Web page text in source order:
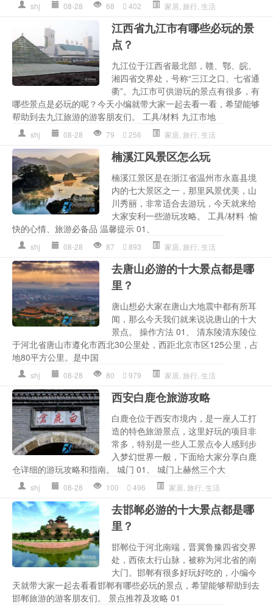
shj 08-28 68 402 家居, 旅行, 生活
江西省九江市有哪些必玩的景
点？
九江位于江西省最北部，赣、鄂、皖、
湘四省交界处，号称“三江之口、七省通
衢”。九江市可供游玩的景点有很多，有
哪些景点是必玩的呢？今天小编就带大家一起去看一看，希望能够
帮助到去九江旅游的游客朋友们。 工具/材料 九江市地
shj 08-28 79 256 家居, 旅行, 生活
楠溪江风景区怎么玩
楠溪江景区是在浙江省温州市永嘉县境
内的七大景区之一，那里风景优美，山
川秀丽，非常适合去游玩，今天就来给
大家安利一些游玩攻略。 工具/材料 ·愉
快的心情、旅游必备品 温馨提示 01、
shj 08-28 87 893 家居, 旅行, 生活
去唐山必游的十大景点都是哪
里？
唐山想必大家在唐山大地震中都有所耳
闻，那么今天我们就来说说唐山的十大
景点。 操作方法 01、 清东陵清东陵位
于河北省唐山市遵化市西北30公里处，西距北京市区125公里，占
地80平方公里。是中国
shj 08-28 80 979 家居, 旅行, 生活
西安白鹿仓旅游攻略
白鹿仓位于西安市境内，是一座人工打
造的特色旅游景点，这里好玩的项目非
常多，特别是一些人工景点令人感到步
入梦幻世界一般，下面给大家分享白鹿
仓详细的游玩攻略和指南。 城门 01、 城门上赫然三个大
shj 08-28 100 496 家居, 旅行, 生活
去邯郸必游的十大景点都是哪
里？
邯郸位于河北南端，晋冀鲁豫四省交界
处，西依太行山脉，被称为河北省的南
大门。邯郸有很多好玩好吃的，小编今
天就带大家一起去看看邯郸有哪些必玩的景点，希望能够帮助到去
邯郸旅游的游客朋友们。 景点推荐及攻略 01